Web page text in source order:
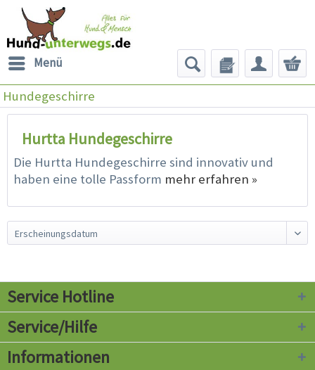
Menü
Hundegeschirre
Hurtta Hundegeschirre
Die Hurtta Hundegeschirre sind innovativ und
haben eine tolle Passform mehr erfahren »
Service Hotline
Service/Hilfe
Informationen